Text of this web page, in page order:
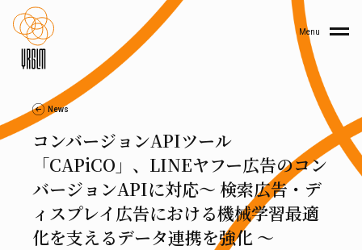
Menu
News
コンバージョンAPIツール
「CAPiCO」、LINEヤフー広告のコン
バージョンAPIに対応〜 検索広告・デ
ィスプレイ広告における機械学習最適
化を支えるデータ連携を強化 〜